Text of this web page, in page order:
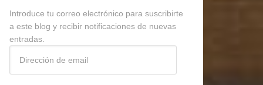
Introduce tu correo electrónico para suscribirte
a este blog y recibir notificaciones de nuevas
entradas.
email